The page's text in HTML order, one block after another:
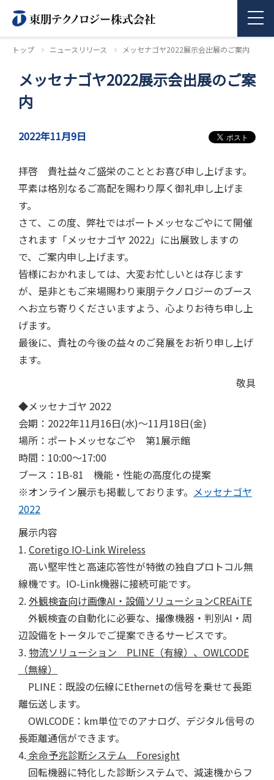
商品情報
採用情報
お問い合わせ
トップ ニュースリリース メッセナゴヤ2022展示会出展のご案内
メッセナゴヤ2022展示会出展のご案
内
2022年11月9日
拝啓 貴社益々ご盛栄のこととお喜び申し上げます。
平素は格別なるご高配を賜わり厚く御礼申し上げま
す。
さて、この度、弊社ではポートメッセなごやにて開催
されます「メッセナゴヤ 2022」に出展致しますの
で、ご案内申し上げます。
皆様におかれましては、大変お忙しいとは存じます
が、是非ともご来場賜わり東朋テクノロジーのブース
へお立ち寄りくださいますよう、心よりお待ち申し上
げます。
最後に、貴社の今後の益々のご発展をお祈り申し上げ
ます。
敬具
◆メッセナゴヤ 2022
会期：2022年11月16日(水)～11月18日(金)
場所：ポートメッセなごや 第1展示館
時間：10:00～17:00
ブース：1B-81 機能・性能の高度化の提案
※オンライン展示も掲載しております。 メッセナゴヤ
2022
展示内容
1. Coretigo IO-Link Wireless
高い堅牢性と高速応答性が特徴の独自プロトコル無
線機です。IO-Link機器に接続可能です。
2. 外観検査向け画像AI・設備ソリューションCREAiTE
外観検査の自動化に必要な、撮像機器・判別AI・周
辺設備をトータルでご提案できるサービスです。
3. 物流ソリューション PLINE（有線）、OWLCODE
（無線）
PLINE：既設の伝線にEthernetの信号を乗せて長距
離伝送します。
OWLCODE：km単位でのアナログ、デジタル信号の
長距離通信ができます。
4. 余命予兆診断システム Foresight
回転機器に特化した診断システムで、減速機からフ